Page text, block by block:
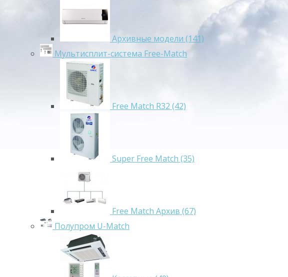
Архивные модели (141)
Мультисплит-система Free-Match
Free Match R32 (42)
Super Free Match (35)
Free Match Архив (67)
Полупром U-Match